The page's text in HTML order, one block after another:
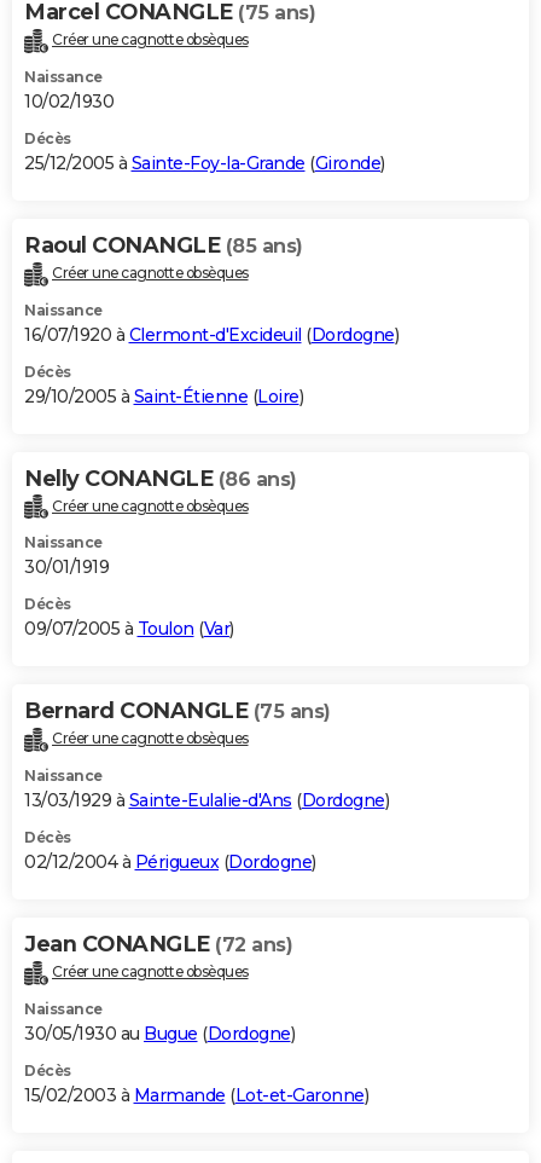
Marcel CONANGLE (75 ans)
Créer une cagnotte obsèques
Naissance
10/02/1930
Décès
25/12/2005 à Sainte-Foy-la-Grande (Gironde)
Raoul CONANGLE (85 ans)
Créer une cagnotte obsèques
Naissance
16/07/1920 à Clermont-d'Excideuil (Dordogne)
Décès
29/10/2005 à Saint-Étienne (Loire)
Nelly CONANGLE (86 ans)
Créer une cagnotte obsèques
Naissance
30/01/1919
Décès
09/07/2005 à Toulon (Var)
Bernard CONANGLE (75 ans)
Créer une cagnotte obsèques
Naissance
13/03/1929 à Sainte-Eulalie-d'Ans (Dordogne)
Décès
02/12/2004 à Périgueux(Dordogne)
Jean CONANGLE (72 ans)
Créer une cagnotte obsèques
Naissance
30/05/1930 au Bugue (Dordogne)
Décès
15/02/2003 à Marmande (Lot-et-Garonne)